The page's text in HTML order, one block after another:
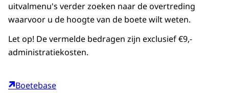
uitvalmenu's verder zoeken naar de overtreding
waarvoor u de hoogte van de boete wilt weten.
Let op! De vermelde bedragen zijn exclusief €9,-
administratiekosten.
Boetebase